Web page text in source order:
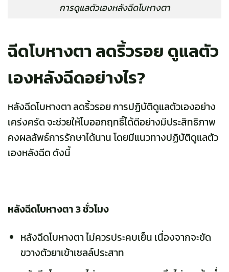
การดูแลตัวเองหลังฉีดโบหางตา
ฉีดโบหางตา ลดริ้วรอย ดูแลตัว
เองหลังฉีดอย่างไร?
หลังฉีดโบหางตา ลดริ้วรอย การปฏิบัติดูแลตัวเองอย่าง
เคร่งครัด จะช่วยให้โบออกฤทธิ์ได้ดีอย่างมีประสิทธิภาพ
คงผลลัพธ์การรักษาได้นาน โดยมีแนวทางปฏิบัติดูแลตัว
เองหลังฉีด ดังนี้
หลังฉีดโบหางตา 3 ชั่วโมง
หลังฉีดโบหางตา ไม่ควรประคบเย็น เนื่องจากจะขัด
ขวางตัวยาเข้าเซลล์ประสาท